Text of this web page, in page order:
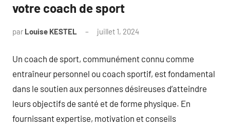
votre coach de sport
par Louise KESTEL juillet 1, 2024
Un coach de sport, communément connu comme
entraîneur personnel ou coach sportif, est fondamental
dans le soutien aux personnes désireuses d’atteindre
leurs objectifs de santé et de forme physique. En
fournissant expertise, motivation et conseils